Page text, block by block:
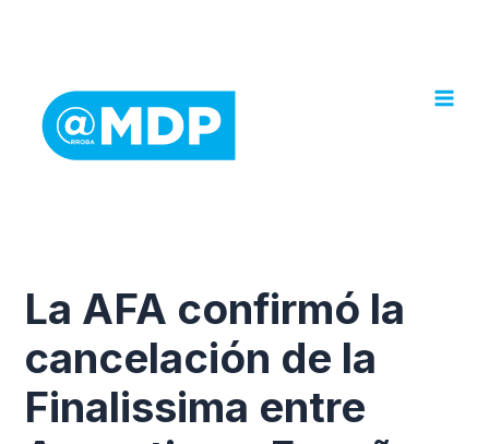
La AFA confirmó la
cancelación de la
Finalissima entre